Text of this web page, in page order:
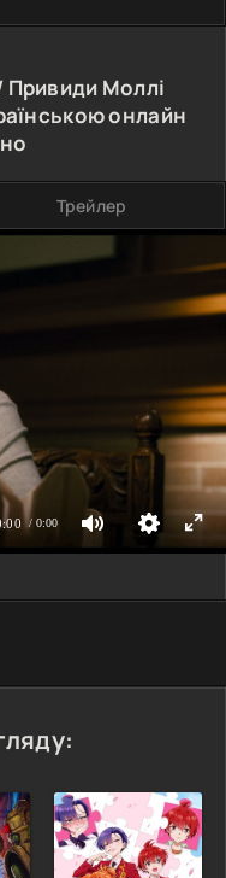
Привиди Моллі
онлайн
Трейлер